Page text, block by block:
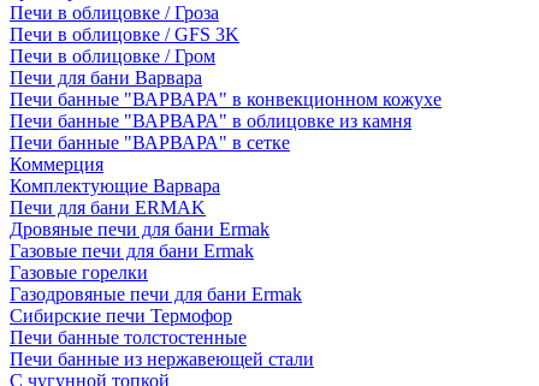
Печи в облицовке / Гроза
Печи в облицовке / GFS 3K
Печи в облицовке / Гром
Печи для бани Варвара
Печи банные "ВАРВАРА" в конвекционном кожухе
Печи банные "ВАРВАРА" в облицовке из камня
Печи банные "ВАРВАРА" в сетке
Коммерция
Комплектующие Варвара
Печи для бани ERMAK
Дровяные печи для бани Ermak
Газовые печи для бани Ermak
Газовые горелки
Газодровяные печи для бани Ermak
Сибирские печи Термофор
Печи банные толстостенные
Печи банные из нержавеющей стали
С чугунной топкой